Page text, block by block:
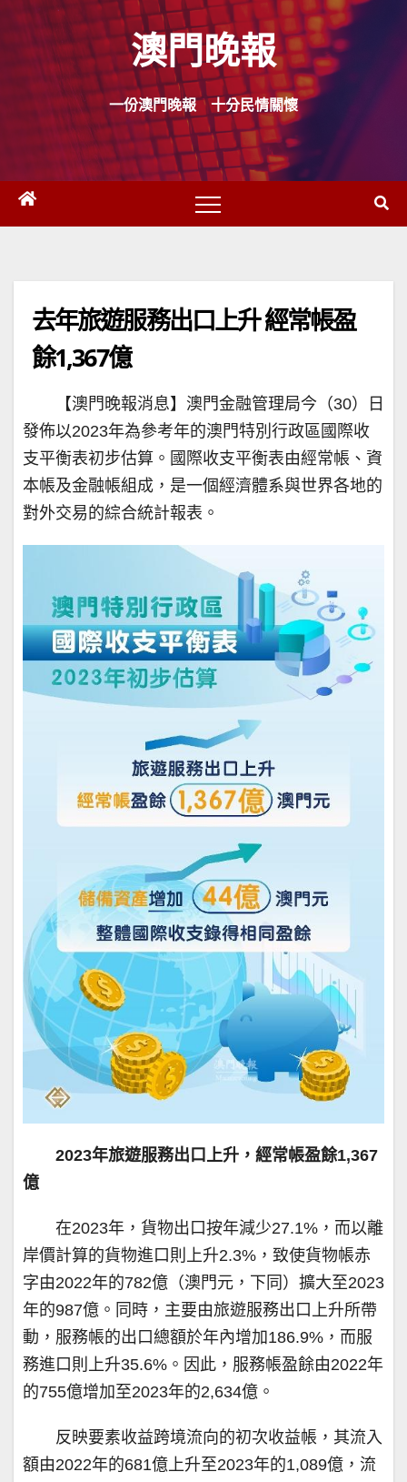
Skip
content
澳門晚報
一份澳門晚報 十分民情關懷
去年旅遊服務出口上升 經常帳盈
餘1,367億
【澳門晚報消息】澳門金融管理局今（30）日
發佈以2023年為參考年的澳門特別行政區國際收
支平衡表初步估算。國際收支平衡表由經常帳、資
本帳及金融帳組成，是一個經濟體系與世界各地的
對外交易的綜合統計報表。
2023年旅遊服務出口上升，經常帳盈餘1,367
億
在2023年，貨物出口按年減少27.1%，而以離
岸價計算的貨物進口則上升2.3%，致使貨物帳赤
字由2022年的782億（澳門元，下同）擴大至2023
年的987億。同時，主要由旅遊服務出口上升所帶
動，服務帳的出口總額於年內增加186.9%，而服
務進口則上升35.6%。因此，服務帳盈餘由2022年
的755億增加至2023年的2,634億。
反映要素收益跨境流向的初次收益帳，其流入
額由2022年的681億上升至2023年的1,089億，流